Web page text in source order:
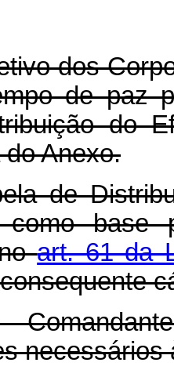
dos
de paz
do
Anexo.
de
base
noart. 61 da